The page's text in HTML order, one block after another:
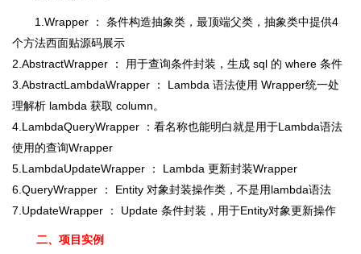
1.Wrapper ： 条件构造抽象类，最顶端父类，抽象类中提供4
个方法西面贴源码展示
2.AbstractWrapper ： 用于查询条件封装，生成 sql 的 where 条件
3.AbstractLambdaWrapper ： Lambda 语法使用 Wrapper统一处
理解析 lambda 获取 column。
4.LambdaQueryWrapper ：看名称也能明白就是用于Lambda语法
使用的查询Wrapper
5.LambdaUpdateWrapper ： Lambda 更新封装Wrapper
6.QueryWrapper ： Entity 对象封装操作类，不是用lambda语法
7.UpdateWrapper ： Update 条件封装，用于Entity对象更新操作
二、项目实例